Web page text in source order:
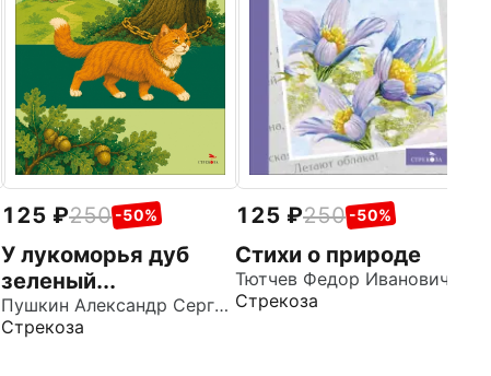
125 250 -50%
У лукоморья дуб
зеленый...
Пушкин Александр Сергеевич
Стрекоза
125 250 -50%
Стихи о природе
Тютчев Федор Иванович
Стрекоза